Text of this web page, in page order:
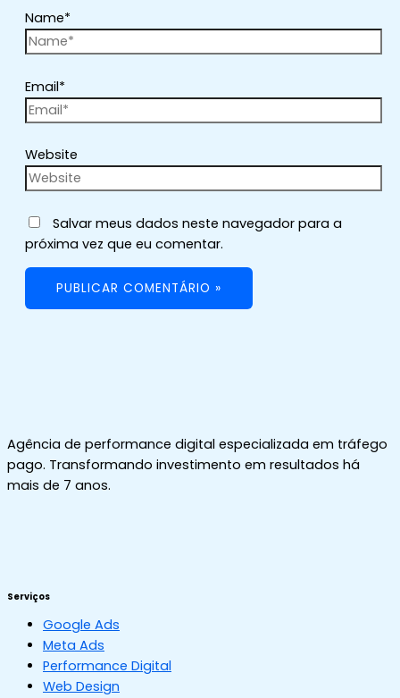
Name*
Email*
Website
Salvar meus dados neste navegador para a
próxima vez que eu comentar.
Agência de performance digital especializada em tráfego
pago. Transformando investimento em resultados há
mais de 7 anos.
Serviços
Google Ads
Meta Ads
Performance Digital
Web Design